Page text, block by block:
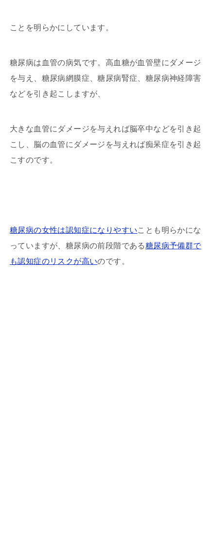
ことを明らかにしています。
糖尿病は血管の病気です。高血糖が血管壁にダメージ
を与え、糖尿病網膜症、糖尿病腎症、糖尿病神経障害
などを引き起こしますが、
大きな血管にダメージを与えれば脳卒中などを引き起
こし、脳の血管にダメージを与えれば痴呆症を引き起
こすのです。
糖尿病の女性は認知症になりやすいことも明らかにな
っていますが、糖尿病の前段階である糖尿病予備群で
も認知症のリスクが高いのです。